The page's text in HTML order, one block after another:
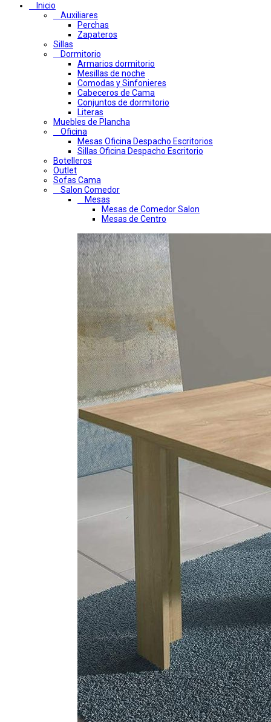
Inicio
Auxiliares
Perchas
Zapateros
Sillas
Dormitorio
Armarios dormitorio
Mesillas de noche
Comodas y Sinfonieres
Cabeceros de Cama
Conjuntos de dormitorio
Literas
Muebles de Plancha
Oficina
Mesas Oficina Despacho Escritorios
Sillas Oficina Despacho Escritorio
Botelleros
Outlet
Sofas Cama
Salon Comedor
Mesas
Mesas de Comedor Salon
Mesas de Centro